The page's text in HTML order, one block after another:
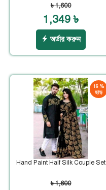
৳ 1,600
1,349 ৳
অর্ডার করুন
16 %
ছাড়
Hand Paint Half Silk Couple Set
৳ 1,600